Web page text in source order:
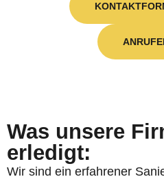
Was unsere
erledigt:
Wir sind ein erfahrener